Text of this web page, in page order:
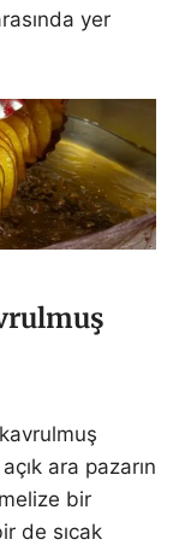
yer
ara pazarın
bir
de sıcak